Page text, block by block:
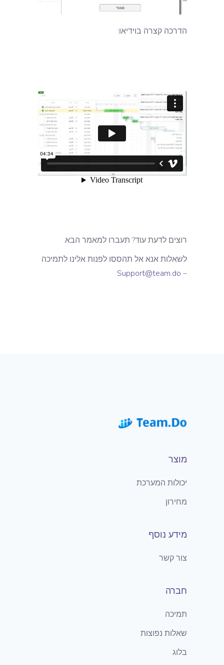
הדרכה קצרה בוידיאו:
רוצים לדעת עוד? תעברו למאמר הבא.
לשאלות אנא אל תהססו לפנות אלינו לתמיכה
–
Support@team.do
מוצר
יכולות המערכת
מחירון
מידע נוסף
צור קשר
חברה
תמיכה
שאלות נפוצות
בלוג